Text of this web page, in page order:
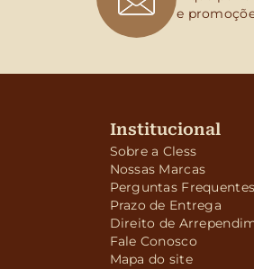
e
Institucional
Sobre a Cless
Nossas Marcas
Perguntas Frequentes
Prazo de Entrega
Direito de
Fale Conosco
Mapa do site